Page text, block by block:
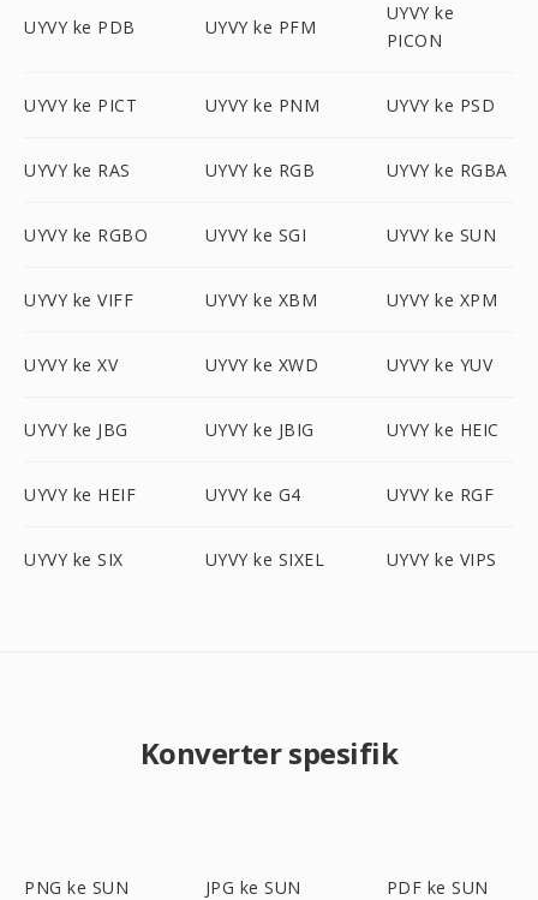
UYVY ke PDB UYVY ke PFM
UYVY ke
PICON
UYVY ke PICT UYVY ke PNM UYVY ke PSD
UYVY ke RAS UYVY ke RGB UYVY ke RGBA
UYVY ke RGBO UYVY ke SGI UYVY ke SUN
UYVY ke VIFF UYVY ke XBM UYVY ke XPM
UYVY ke XV UYVY ke XWD UYVY ke YUV
UYVY ke JBG UYVY ke JBIG UYVY ke HEIC
UYVY ke HEIF UYVY ke G4 UYVY ke RGF
UYVY ke SIX UYVY ke SIXEL UYVY ke VIPS
Konverter spesifik
PNG ke SUN JPG ke SUN PDF ke SUN